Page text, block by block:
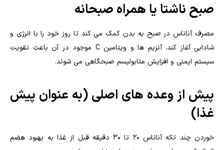
صبح ناشتا یا همراه صبحانه
مصرف آناناس در صبح به بدن کمک می کند تا روز خود را با انرژی و
شادابی آغاز کند. آنزیم ها و ویتامین C موجود در آن باعث تقویت
سیستم ایمنی و افزایش متابولیسم صبحگاهی می شوند.
پیش از وعده های اصلی (به عنوان پیش
غذا)
خوردن چند تکه آناناس ۲۰ تا ۳۰ دقیقه قبل از غذا به بهبود هضم